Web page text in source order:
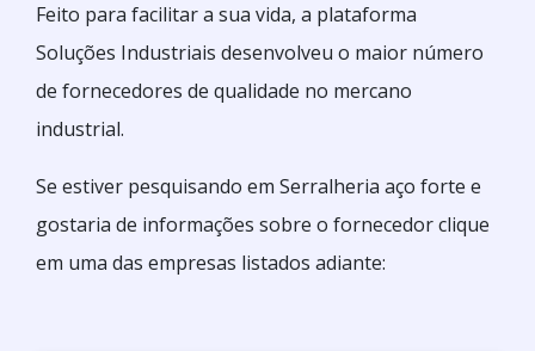
Feito para facilitar a sua vida, a plataforma
Soluções Industriais desenvolveu o maior número
de fornecedores de qualidade no mercano
industrial.
Se estiver pesquisando em Serralheria aço forte e
gostaria de informações sobre o fornecedor clique
em uma das empresas listados adiante: